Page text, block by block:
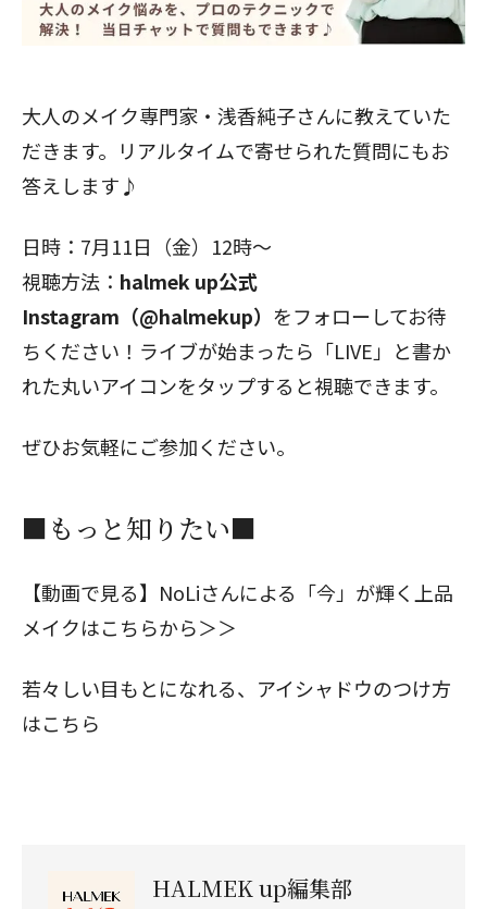
大人のメイク専門家・浅香純子さんに教えていた
だきます。リアルタイムで寄せられた質問にもお
答えします♪
日時：7月11日（金）12時〜
視聴方法： halmek up公式
Instagram（@halmekup） をフォローしてお待
ちください！ライブが始まったら「LIVE」と書か
れた丸いアイコンをタップすると視聴できます。
ぜひお気軽にご参加ください。
■もっと知りたい■
【動画で見る】NoLiさんによる「今」が輝く上品
メイクはこちらから＞＞
若々しい目もとになれる、アイシャドウのつけ方
はこちら
HALMEK up編集部